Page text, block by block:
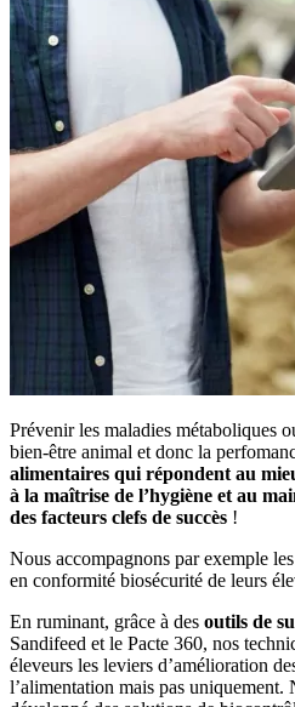
Prévenir les maladies métaboliques
bien-être animal et donc la
alimentaires qui répondent au
à la maîtrise de l’hygiène et au
des facteurs clefs de succès !
Nous accompagnons par exemple
en conformité biosécurité de leurs
En ruminant, grâce à des outils de
Sandifeed et le Pacte 360, nos
éleveurs les leviers d’amélioration
l’alimentation mais pas uniquement.